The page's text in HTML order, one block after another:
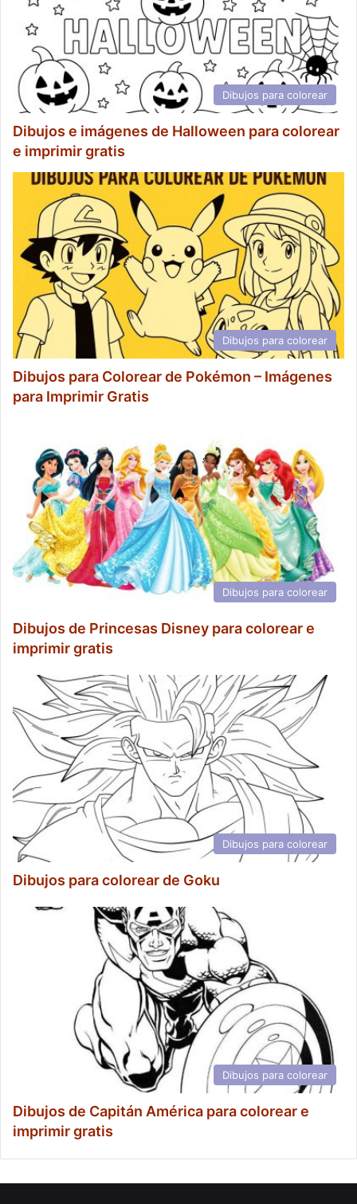
Dibujos para colorear
Dibujos e imágenes de Halloween para colorear
e imprimir gratis
Dibujos para colorear
Dibujos para Colorear de Pokémon – Imágenes
para Imprimir Gratis
Dibujos para colorear
Dibujos de Princesas Disney para colorear e
imprimir gratis
Dibujos para colorear
Dibujos para colorear de Goku
Dibujos para colorear
Dibujos de Capitán América para colorear e
imprimir gratis